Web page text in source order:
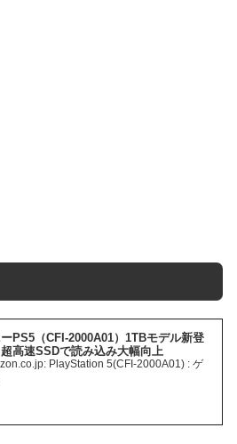
PS5（CFI-2000A01）1TBモデル新登
高速SSDで読み込み大幅向上
PlayStation 5(CFI-2000A01) : ゲ